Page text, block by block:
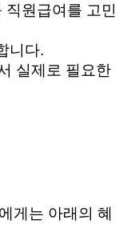
직원급여를 고민
니다.
실제로 필요한
게는 아래의 혜